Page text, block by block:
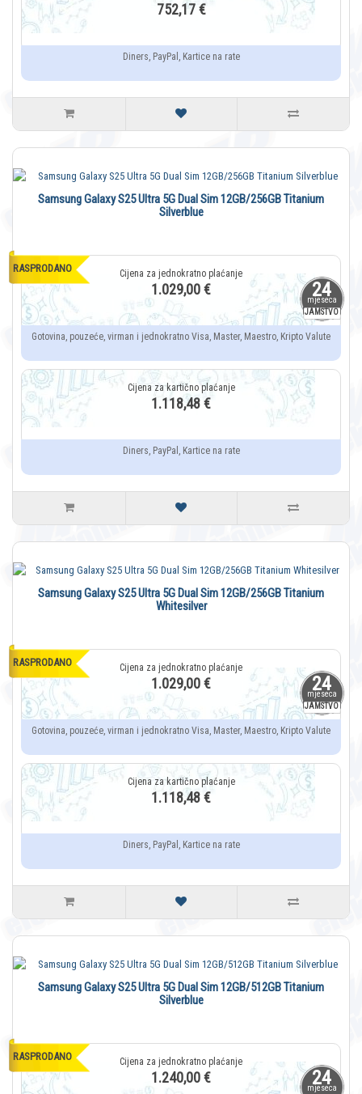
752,17 €
Diners, PayPal, Kartice na rate
24
mjeseca
JAMSTVO
RASPRODANO
Samsung Galaxy S25 Ultra 5G Dual Sim 12GB/256GB Titanium
Silverblue
1.029,00 €
Gotovina, pouzeće, virman i jednokratno Visa, Master, Maestro, Kripto Valute
1.118,48 €
Diners, PayPal, Kartice na rate
24
mjeseca
JAMSTVO
RASPRODANO
Samsung Galaxy S25 Ultra 5G Dual Sim 12GB/256GB Titanium
Whitesilver
1.029,00 €
Gotovina, pouzeće, virman i jednokratno Visa, Master, Maestro, Kripto Valute
1.118,48 €
Diners, PayPal, Kartice na rate
24
mjeseca
RASPRODANO
Samsung Galaxy S25 Ultra 5G Dual Sim 12GB/512GB Titanium
Silverblue
1.240,00 €